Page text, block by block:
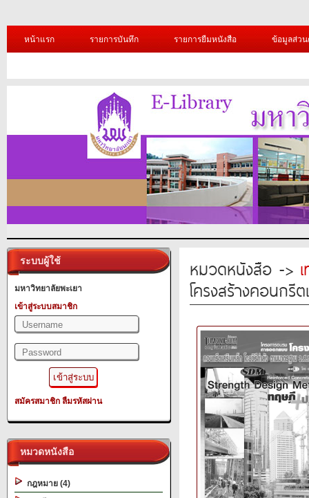
หน้าแรก รายการบันทึก รายการยืมหนังสือ ข้อมูลส่ว
ระบบผู้ใช้
มหาวิทยาลัยพะเยา
เข้าสู่ระบบสมาชิก
สมัครสมาชิก ลืมรหัสผ่าน
หมวดหนังสือ
กฎหมาย (4)
หมวดหนังสือ ->
โครงสร้างคอนกรี